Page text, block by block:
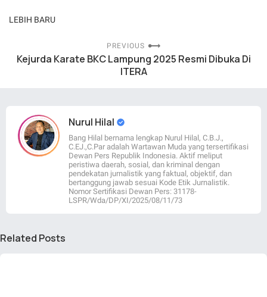
LEBIH BARU
PREVIOUS
Kejurda Karate BKC Lampung 2025 Resmi Dibuka Di
ITERA
Nurul Hilal
Bang Hilal bernama lengkap Nurul Hilal, C.B.J.,
C.EJ.,C.Par adalah Wartawan Muda yang tersertifikasi
Dewan Pers Republik Indonesia. Aktif meliput
peristiwa daerah, sosial, dan kriminal dengan
pendekatan jurnalistik yang faktual, objektif, dan
bertanggung jawab sesuai Kode Etik Jurnalistik.
Nomor Sertifikasi Dewan Pers: 31178-
LSPR/Wda/DP/XI/2025/08/11/73
Related Posts